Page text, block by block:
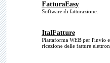
FatturaEasy
Software di fatturazione.
ItalFatture
Piattaforma WEB per l'invio e
ricezione delle fatture